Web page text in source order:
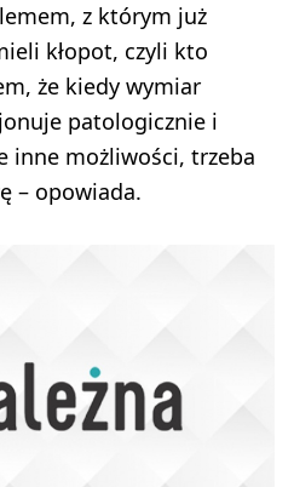
z którym już
kłopot, czyli kto
że kiedy wymiar
patologicznie i
inne możliwości, trzeba
– opowiada.